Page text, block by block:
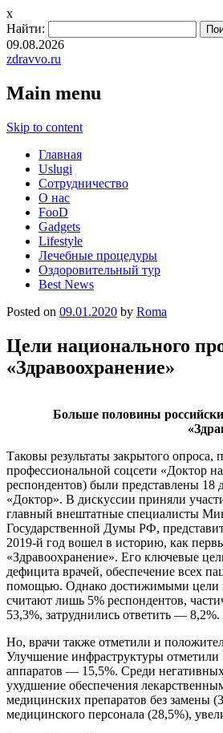
x
Найти:
09.08.2026
zdravvo.ru
Main menu
Skip to content
Главная
Uslugi
Сотрудничество
О нас
FooD
Gadgets
Lifestyle
Лечебные процедуры
Оздоровительный тур
Best News
Posted on 09.01.2020 by Roma
Цели национального
«Здравоохранение»
Больше половины
Таковы результаты закрытого опроса,
профессиональной соцсети «Доктор
респондентов) были представлены 18
«Доктор». В дискуссии приняли
главный внештатные специалисты
Государственной Думы РФ,
2019-й год вошел в историю, как
«Здравоохранение». Его ключевые
дефицита врачей, обеспечение всех
помощью. Однако достижимыми цели
считают лишь 5% респондентов,
53,3%, затруднились ответить — 8,2%.
Но, врачи также отметили и
Улучшение инфраструктуры
аппаратов — 15,5%. Среди
ухудшение обеспечения
медицинских препаратов без замены
медицинского персонала (28,5%),